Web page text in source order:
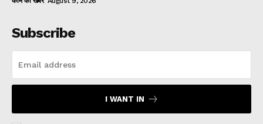
Subscribe
I WANT IN